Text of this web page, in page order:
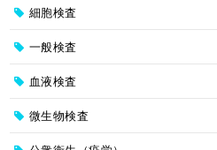
細胞検査
一般検査
血液検査
微生物検査